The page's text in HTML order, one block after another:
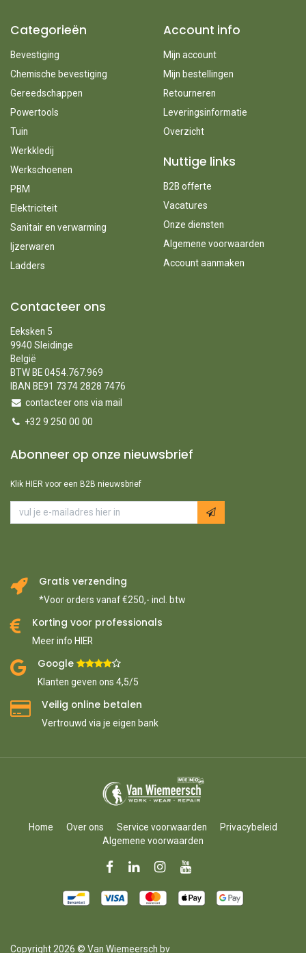
Categorieën
Bevestiging
Chemische bevestiging
Gereedschappen
Powertools
Tuin
Werkkledij
Werkschoenen
PBM
Elektriciteit
Sanitair en verwarming
Ijzerwaren
Ladders
Account info
Mijn account
Mijn bestellingen
Retourneren
Leveringsinformatie
Overzicht
Nuttige links
B2B offerte
Vacatures
Onze diensten
Algemene voorwaarden
Account aanmaken
Contacteer ons
Eeksken 5
9940 Sleidinge
België
BTW BE 0454.767.969
IBAN BE91 7374 2828 7476
contacteer ons via mail
+32 9 250 00 00
Abonneer op onze nieuwsbrief
Klik HIER voor een B2B nieuwsbrief
Gratis verzending
*Voor orders vanaf €250,- incl. btw
Korting voor professionals
Meer info HIER
Google ​
Klanten geven ons 4,5/5
Veilig online betalen
Vertrouwd via je eigen bank
Home Over ons Service voorwaarden
Privacybeleid
Algemene voorwaarden
Copyright 2026 © Van Wiemeersch bv